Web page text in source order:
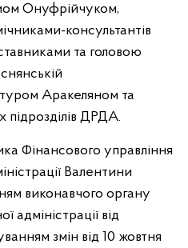
Онуфрійчуком,
консультантів
та головою
Аракеляном та
підрозділів ДРДА.
Фінансового управління
Валентини
виконавчого органу
адміністрації від
змін від 10 жовтня